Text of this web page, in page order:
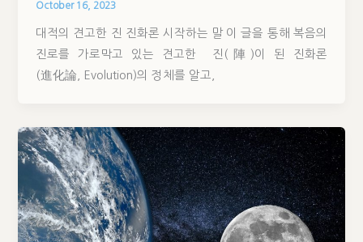
October 16, 2023
대적의 견고한 진 진화론 시작하는 말 이 글을 통해 복음의
진로를 가로막고 있는 견고한 진(陣)이 된 진화론
(進化論, Evolution)의 정체를 알고,